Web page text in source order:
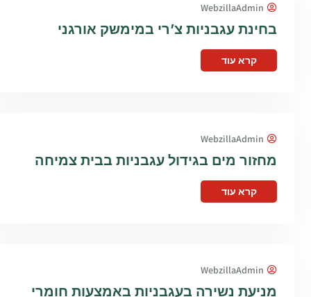
WebzillaAdmin
בחינת עגבניות צ’רי במימשק אורגני
קרא עוד
WebzillaAdmin
מחזור מים בגידול עגבניות בבית צמיחה
קרא עוד
WebzillaAdmin
מניעת נשירה בעגבניות באמצעות חומרי